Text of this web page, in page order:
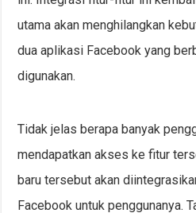
utama akan menghilangkan
dua aplikasi Facebook yang
digunakan.
Tidak jelas berapa banyak
mendapatkan akses ke fitur
baru tersebut akan
Facebook untuk penggunanya.